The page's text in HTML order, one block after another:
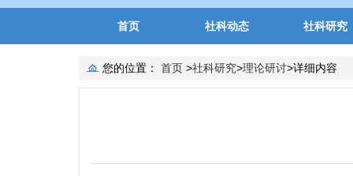
首页 社科动态 社科研究
您的位置： 首页 >社科研究>理论研讨>详细内容